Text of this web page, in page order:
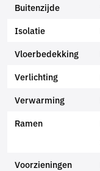
Buitenzijde
Isolatie
Vloerbedekking
Verlichting
Verwarming
Ramen
Voorzieningen